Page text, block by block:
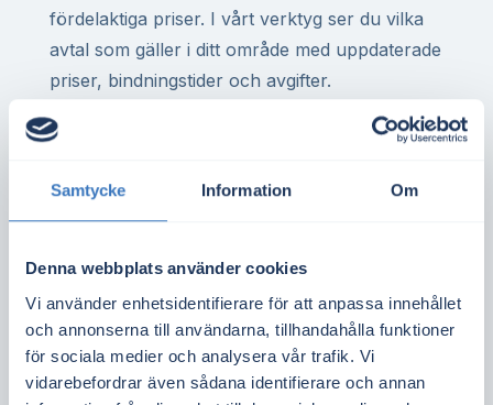
Samtycke Information Om
Denna webbplats använder cookies
Vi använder enhetsidentifierare för att anpassa innehållet
och annonserna till användarna, tillhandahålla funktioner
för sociala medier och analysera vår trafik. Vi
vidarebefordrar även sådana identifierare och annan
fördelaktiga priser. I vårt verktyg ser du vilka
avtal som gäller i ditt område med uppdaterade
priser, bindningstider och avgifter.
Har du elvärme i villa eller driver du ett företag
skillnad över året. Det gäller även för
bostadsrättsföreningar med gemensam
Spotpriset i elområde SE4 styrs av utbud och
efterfrågan i regionen. Det påverkas bland
annat av vind- och vattenkraft i södra Sverige,
tillgången på överföringskapacitet från norr